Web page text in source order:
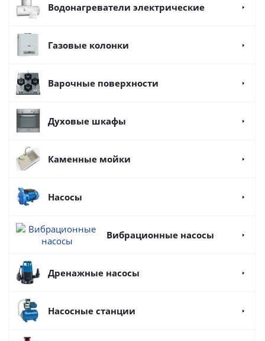
Водонагреватели электрические
Газовые колонки
Варочные поверхности
Духовые шкафы
Каменные мойки
Насосы
Вибрационные насосы
Дренажные насосы
Насосные станции